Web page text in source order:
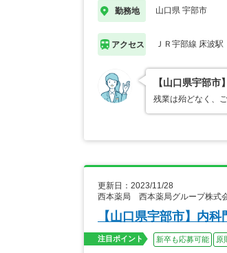
勤務地 山口県 宇部市
アクセス ＪＲ宇部線 床波駅
【山口県宇部
残業は殆どなく、
更新日：2023/11/28
西本薬局 西本薬局グループ株式
【山口県宇部市】内
注目ポイント 新卒も応募可能 原